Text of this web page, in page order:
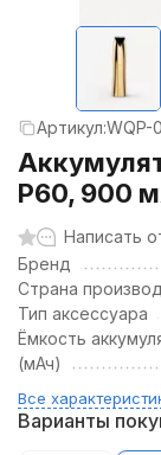
Артикул:WQP-
P60, 900
Написать
Бренд
Страна
Тип аксессуара
Ёмкость
(мАч)
Все
Варианты